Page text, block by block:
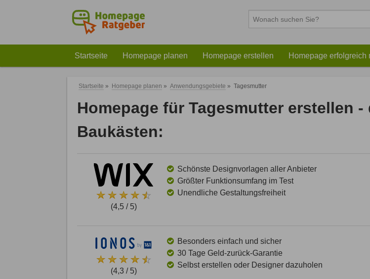
Startseite Homepage planen Homepage erstellen Homepage erfolgreich
Startseite » Homepage planen » Anwendungsgebiete » Tagesmutter
Homepage für Tagesmutter erstellen
Baukästen:
(4,5 / 5)
Schönste Designvorlagen aller Anbieter
Größter Funktionsumfang im Test
Unendliche Gestaltungsfreiheit
(4,3 / 5)
Besonders einfach und sicher
30 Tage Geld-zurück-Garantie
Selbst erstellen oder Designer dazuholen